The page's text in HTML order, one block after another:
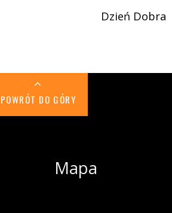
Dzień Dobra
POWRÓT DO GÓRY
Mapa